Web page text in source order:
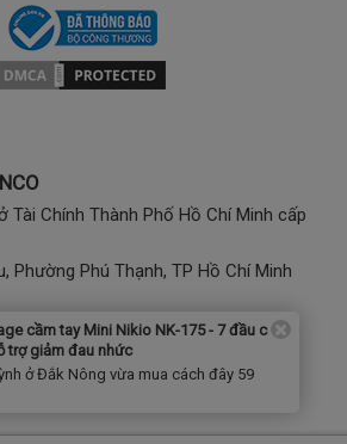
Tài Chính Thành Phố Hồ Chí Minh cấp
Phường Phú Thạnh, TP Hồ Chí Minh
(028) 7777 2807 (phím 1)
3974 2186; Tel/Zalo: 0941797286
cầm tay Mini Nikio NK-175 - 7 đầu có
trợ giảm đau nhức
ở Đắk Nông vừa mua cách đây 59